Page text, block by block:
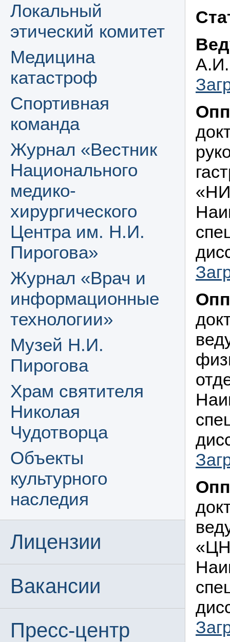
Локальный
этический комитет
Медицина
катастроф
Спортивная
команда
Журнал «Вестник
Национального
медико-
хирургического
Центра им. Н.И.
Пирогова»
Журнал «Врач и
информационные
технологии»
Музей Н.И.
Пирогова
Храм святителя
Николая
Чудотворца
Объекты
культурного
наследия
Лицензии
Вакансии
Пресс-центр